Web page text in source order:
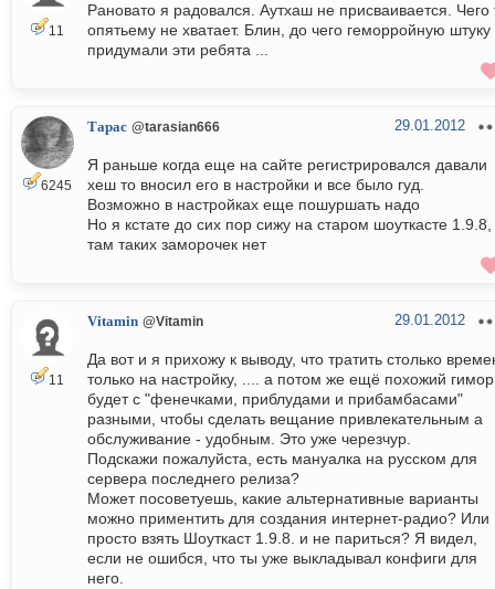
11
Рановато я радовался. Аутхаш не присваивается. Чего
опятьему не хватает. Блин, до чего геморройную штуку
придумали эти ребята ...
6245
Тарас @tarasian666 29.01.2012
Я раньше когда еще на сайте регистрировался давали
хеш то вносил его в настройки и все было гуд.
Возможно в настройках еще пошуршать надо
Но я кстате до сих пор сижу на старом шоуткасте 1.9.8,
там таких заморочек нет
11
Vitamin @Vitamin 29.01.2012
Да вот и я прихожу к выводу, что тратить столько
только на настройку, .... а потом же ещё похожий гимор
будет с "фенечками, приблудами и прибамбасами"
разными, чтобы сделать вещание привлекательным а
обслуживание - удобным. Это уже черезчур.
Подскажи пожалуйста, есть мануалка на русском для
сервера последнего релиза?
Может посоветуешь, какие альтернативные варианты
можно приментить для создания интернет-радио? Или
просто взять Шоуткаст 1.9.8. и не париться? Я видел,
если не ошибся, что ты уже выкладывал конфиги для
него.